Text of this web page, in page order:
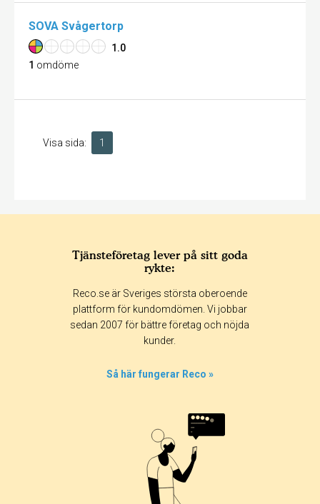
SOVA Svågertorp
1.0
1 omdöme
Visa sida: 1
Tjänsteföretag lever på sitt goda
rykte:
Reco.se är Sveriges största oberoende
plattform för kundomdömen. Vi jobbar
sedan 2007 för bättre företag och nöjda
kunder.
Så här fungerar Reco »